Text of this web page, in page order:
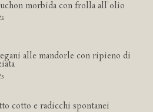
morbida con frolla all'olio
alle mandorle con ripieno di
cotto e radicchi spontanei